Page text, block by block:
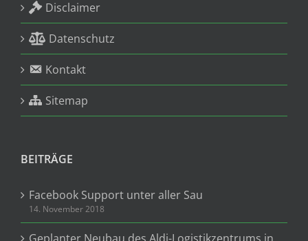
Disclaimer
Datenschutz
Kontakt
Sitemap
BEITRÄGE
Facebook Support unter aller Sau
14. November 2018